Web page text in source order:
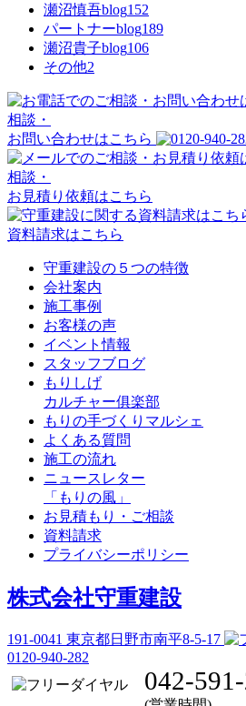
瀬沼慎吾blog152
パートナーblog189
瀬沼貴子blog106
その他2
相談・
お問い合わせはこちら
相談・
お見積り依頼はこちら
資料請求はこちら
守重建設の５つの特徴
会社案内
施工事例
お客様の声
イベント情報
スタッフブログ
もりしげ
カルチャー俱楽部
もりの手づくりマルシェ
よくある質問
施工の流れ
ニュースレター
「もりの風」
お見積もり・ご相談
資料請求
プライバシーポリシー
株式会社守重建設
191-0041 東京都日野市南平8-5-17
0120-940-282
042-